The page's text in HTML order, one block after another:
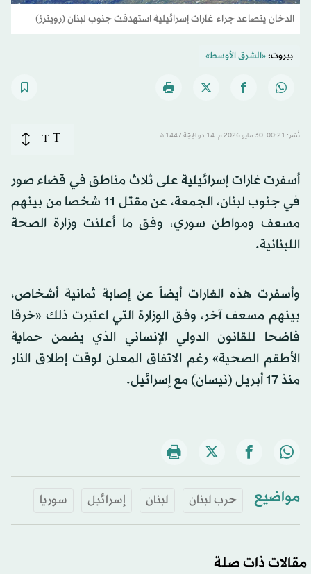
الدخان يتصاعد جراء غارات إسرائيلية استهدفت جنوب لبنان (رويترز)
بيروت:«الشرق الأوسط»
نُشر: 00:21-30 مايو 2026 م ـ 14 ذو الحِجّة 1447 هـ T
T
أسفرت غارات إسرائيلية على ثلاث مناطق في قضاء صور
في جنوب لبنان، الجمعة، عن مقتل 11 شخصا من بينهم
مسعف ومواطن سوري، وفق ما أعلنت وزارة الصحة
اللبنانية.
وأسفرت هذه الغارات أيضاً عن إصابة ثمانية أشخاص،
بينهم مسعف آخر، وفق الوزارة التي اعتبرت ذلك «خرقا
فاضحا للقانون الدولي الإنساني الذي يضمن حماية
الأطقم الصحية» رغم الاتفاق المعلن لوقت إطلاق النار
منذ 17 أبريل (نيسان) مع إسرائيل.
مواضيع حرب لبنان لبنان إسرائيل سوريا
مقالات ذات صلة